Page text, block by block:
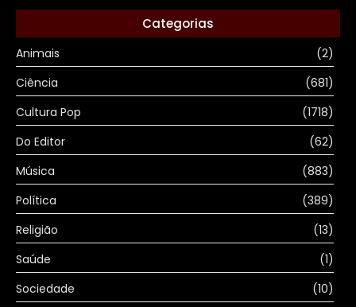
Categorias
Animais
(2)
Ciência
(681)
Cultura Pop
(1718)
Do Editor
(62)
Música
(883)
Política
(389)
Religião
(13)
Saúde
(1)
Sociedade
(10)